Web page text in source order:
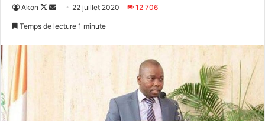
Akon
Follow
Envoyer22 juillet 2020 12 706
Temps de lecture 1 minute